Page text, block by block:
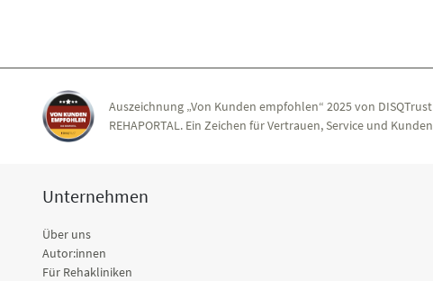
Auszeichnung „Von Kunden empfohlen“ 2025 von
REHAPORTAL. Ein Zeichen für Vertrauen, Service und
Unternehmen
Über uns
Autor:innen
Für Rehakliniken